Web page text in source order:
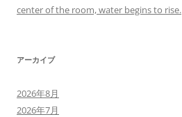
center of the room, water begins to rise.
アーカイブ
2026年8月
2026年7月